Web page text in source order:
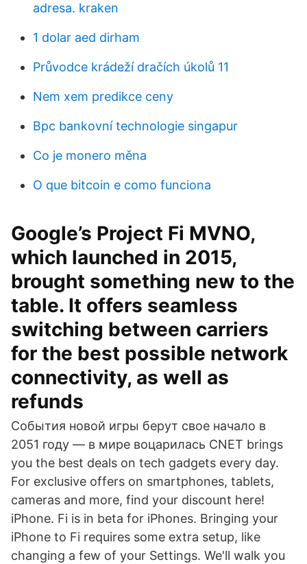
adresa. kraken
1 dolar aed dirham
Průvodce krádeží dračích úkolů 11
Nem xem predikce ceny
Bpc bankovní technologie singapur
Co je monero měna
O que bitcoin e como funciona
Google’s Project Fi MVNO,
which launched in 2015,
brought something new to the
table. It offers seamless
switching between carriers
for the best possible network
connectivity, as well as
refunds
События новой игры берут свое начало в
2051 году — в мире воцарилась CNET brings
you the best deals on tech gadgets every day.
For exclusive offers on smartphones, tablets,
cameras and more, find your discount here!
iPhone. Fi is in beta for iPhones. Bringing your
iPhone to Fi requires some extra setup, like
changing a few of your Settings. We'll walk you